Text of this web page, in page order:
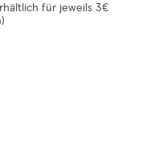
für jeweils 3€